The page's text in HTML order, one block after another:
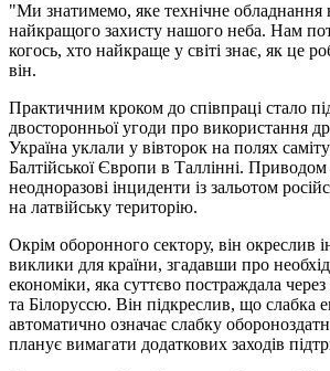
"Ми знатимемо, яке технічне обладнання
найкращого захисту нашого неба. Нам
когось, хто найкраще у світі знає, як це
він.
Практичним кроком до співпраці стало
двосторонньої угоди про використання
Україна уклали у вівторок на полях
Балтійської Європи в Таллінні. Приводом
неодноразові інциденти із зальотом
на латвійську територію.
Окрім оборонного сектору, він окреслив
виклики для країни, згадавши про
економіки, яка суттєво постраждала через
та Білоруссю. Він підкреслив, що слабка
автоматично означає слабку
планує вимагати додаткових заходів